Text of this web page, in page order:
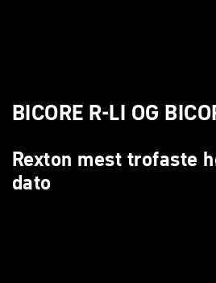
BICORE R-LI OG
Rexton mest trofaste
dato